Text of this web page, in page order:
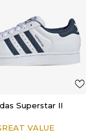
Superstar II
VALUE